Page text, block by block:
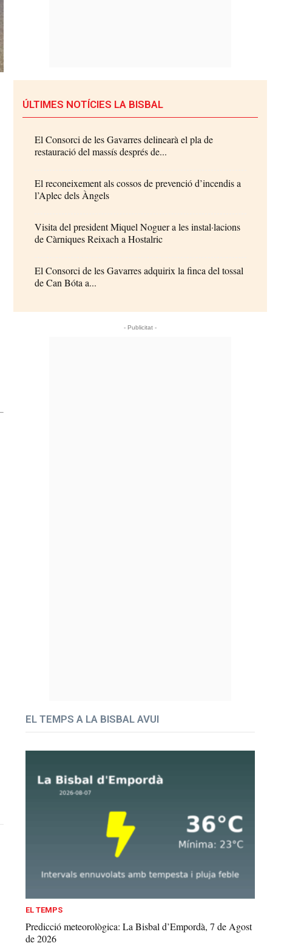
ÚLTIMES NOTÍCIES LA BISBAL
El Consorci de les Gavarres delinearà el pla de
restauració del massís després de...
El reconeixement als cossos de prevenció d’incendis a
l’Aplec dels Àngels
Visita del president Miquel Noguer a les instal·lacions
de Càrniques Reixach a Hostalric
El Consorci de les Gavarres adquirix la finca del tossal
de Can Bóta a...
- Publicitat -
EL TEMPS A LA BISBAL AVUI
EL TEMPS
Predicció meteorològica: La Bisbal d’Empordà, 7 de Agost
de 2026